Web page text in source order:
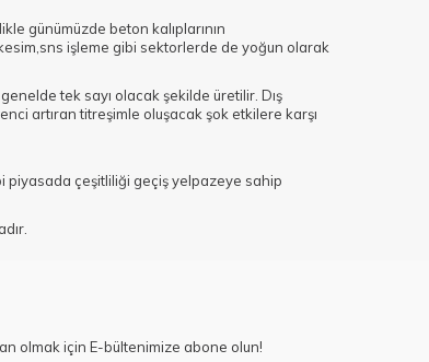
günümüzde beton kalıplarının
işleme gibi sektorlerde de yoğun olarak
tek sayı olacak şekilde üretilir. Dış
artıran titreşimle oluşacak şok etkilere karşı
piyasada çeşitliliği geçiş yelpazeye sahip
olmak için E-bültenimize abone olun!